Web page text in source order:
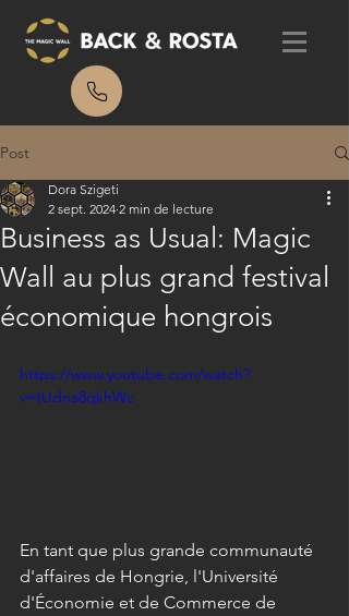
Post
Business as Usual: Magic
Wall au plus grand festival
économique hongrois
Dora Szigeti
2 sept. 2024 2 min de lecture
https://www.youtube.com/watch?
v=tUdna8qkhWc
En tant que plus grande communauté
d'affaires de Hongrie, l'Université
d'Économie et de Commerce de